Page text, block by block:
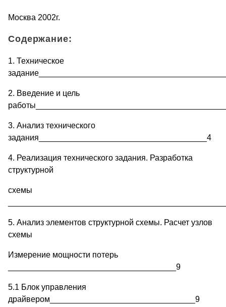
Москва 2002г.
Содержание:
1. Техническое
2. Введение и цель
3. Анализ технического
задания_____________________________________4
4. Реализация технического задания. Разработка
структурной
схемы
5. Анализ элементов структурной схемы. Расчет узлов
схемы
Измерение мощности потерь
_____________________________________9
5.1 Блок управления
драйвером________________________________9